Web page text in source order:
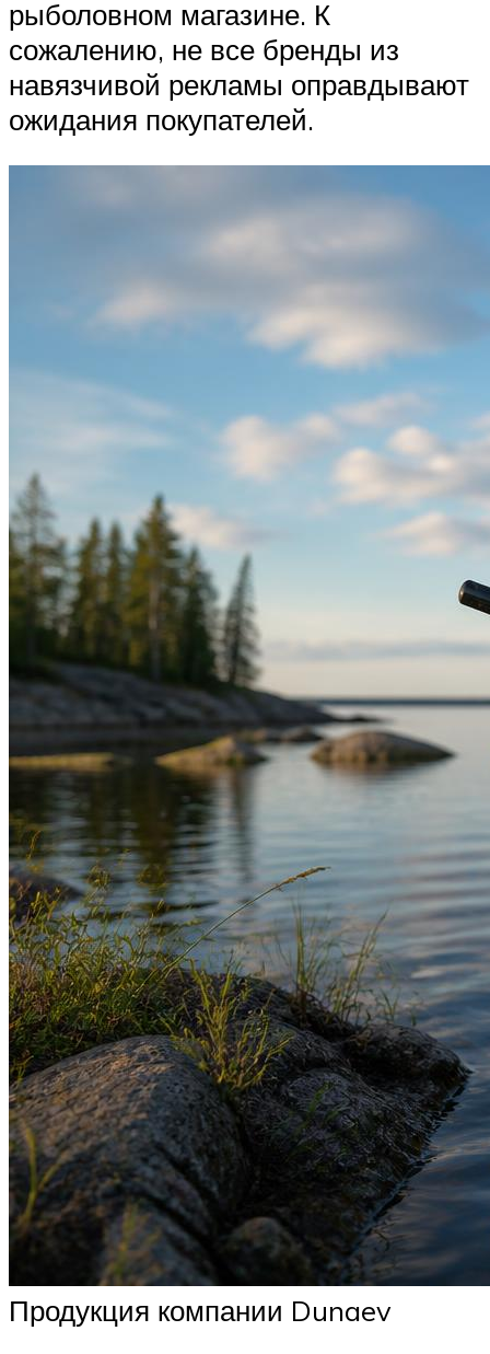
рыболовном магазине. К
сожалению, не все бренды из
навязчивой рекламы оправдывают
ожидания покупателей.
Продукция компании Dunaev